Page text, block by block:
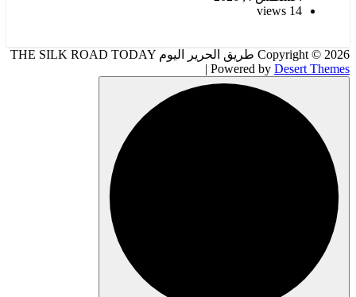
14 views
Copyright © 2026 طريق الحرير اليوم THE SILK ROAD TODAY
| Powered by Desert Themes